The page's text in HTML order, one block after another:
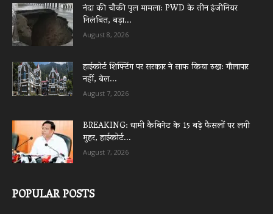
नंदा की चौकी पुल मामला: PWD के तीन इंजीनियर
निलंबित, बड़ा...
August 8, 2026
हाईकोर्ट शिफ्टिंग पर सरकार ने साफ किया रुख: गौलापार
नहीं, बेल...
August 7, 2026
BREAKING: धामी कैबिनेट के 15 बड़े फैसलों पर लगी
मुहर, हाईकोर्ट...
August 7, 2026
POPULAR POSTS